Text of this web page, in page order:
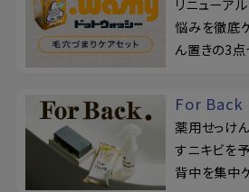
リニューア
悩みを徹底
ん置きの3点
For Back
薬用せっけ
すニキビを予
背中を集中